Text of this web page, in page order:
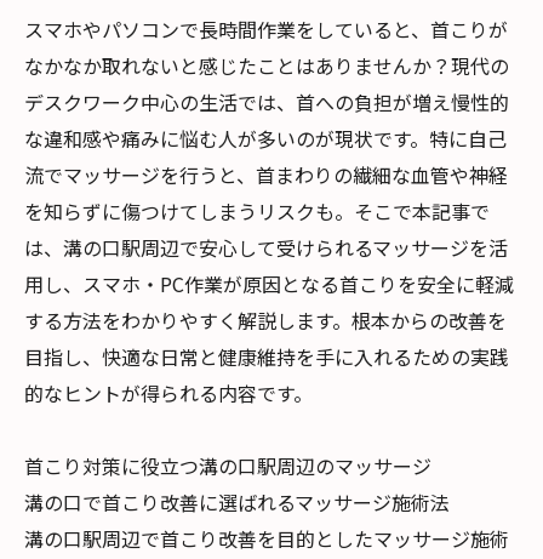
スマホやパソコンで長時間作業をしていると、首こりが
なかなか取れないと感じたことはありませんか？現代の
デスクワーク中心の生活では、首への負担が増え慢性的
な違和感や痛みに悩む人が多いのが現状です。特に自己
流でマッサージを行うと、首まわりの繊細な血管や神経
を知らずに傷つけてしまうリスクも。そこで本記事で
は、溝の口駅周辺で安心して受けられるマッサージを活
用し、スマホ・PC作業が原因となる首こりを安全に軽減
する方法をわかりやすく解説します。根本からの改善を
目指し、快適な日常と健康維持を手に入れるための実践
的なヒントが得られる内容です。
首こり対策に役立つ溝の口駅周辺のマッサージ
溝の口で首こり改善に選ばれるマッサージ施術法
溝の口駅周辺で首こり改善を目的としたマッサージ施術